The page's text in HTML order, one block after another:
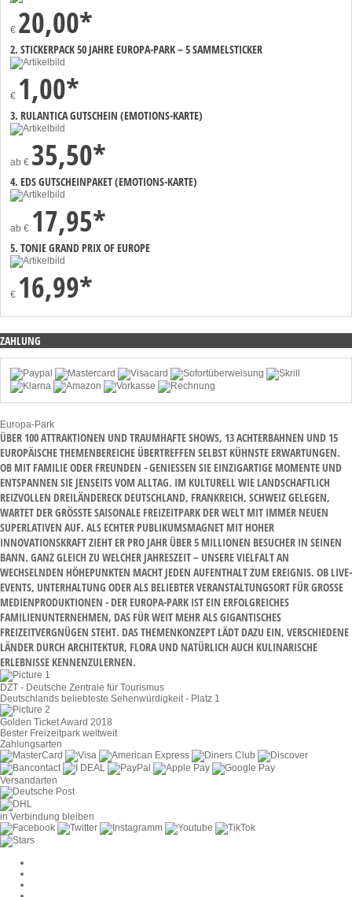
€ 20,00*
2. STICKERPACK 50 JAHRE EUROPA-PARK – 5 SAMMELSTICKER
€ 1,00*
3. RULANTICA GUTSCHEIN (EMOTIONS-KARTE)
ab € 35,50*
4. EDS GUTSCHEINPAKET (EMOTIONS-KARTE)
ab € 17,95*
5. TONIE GRAND PRIX OF EUROPE
€ 16,99*
ZAHLUNG
Europa-Park
ÜBER 100 ATTRAKTIONEN UND TRAUMHAFTE SHOWS, 13 ACHTERBAHNEN UND 15
EUROPÄISCHE THEMENBEREICHE ÜBERTREFFEN SELBST KÜHNSTE ERWARTUNGEN.
OB MIT FAMILIE ODER FREUNDEN - GENIESSEN SIE EINZIGARTIGE MOMENTE UND E
NTSPANNEN SIE JENSEITS VOM ALLTAG. IM KULTURELL WIE LANDSCHAFTLICH R
EIZVOLLEN DREILÄNDERECK DEUTSCHLAND, FRANKREICH, SCHWEIZ GELEGEN, W
ARTET DER GRÖSSTE SAISONALE FREIZEITPARK DER WELT MIT IMMER NEUEN SU
PERLATIVEN AUF. ALS ECHTER PUBLIKUMSMAGNET MIT HOHER IN
NOVATIONSKRAFT ZIEHT ER PRO JAHR ÜBER 5 MILLIONEN BESUCHER IN SEINEN BA
NN. GANZ GLEICH ZU WELCHER JAHRESZEIT – UNSERE VIELFALT AN WE
CHSELNDEN HÖHEPUNKTEN MACHT JEDEN AUFENTHALT ZUM EREIGNIS. OB LIVE-EV
ENTS, UNTERHALTUNG ODER ALS BELIEBTER VERANSTALTUNGSORT FÜR GROSSE MED
IENPRODUKTIONEN - DER EUROPA-PARK IST EIN ERFOLGREICHES FAM
ILIENUNTERNEHMEN, DAS FÜR WEIT MEHR ALS GIGANTISCHES FRE
IZEITVERGNÜGEN STEHT. DAS THEMENKONZEPT LÄDT DAZU EIN, VERSCHIEDENE LÄN
DER DURCH ARCHITEKTUR, FLORA UND NATÜRLICH AUCH KULINARISCHE ERL
EBNISSE KENNENZULERNEN.
DZT - Deutsche Zentrale für Tourismus
Deutschlands beliebteste Sehenwürdigkeit - Platz 1
Golden Ticket Award 2018
Bester Freizeitpark weltweit
Zahlungsarten
Versandarten
in Verbindung bleiben